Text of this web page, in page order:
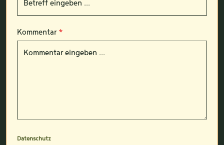
Kommentar *
Datenschutz